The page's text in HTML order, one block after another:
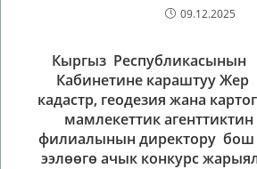
09.12.2025
Кыргыз Республикасынын
Кабинетине караштуу Жер
кадастр, геодезия жана
мамлекеттик
филиалынын директору бош
ээлөөгө ачык конкурс